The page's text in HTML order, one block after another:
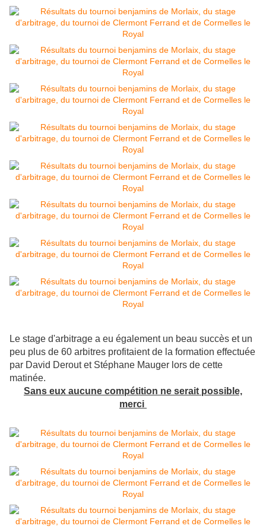
Le stage d'arbitrage a eu également un beau succès et un
peu plus de 60 arbitres profitaient de la formation effectuée
par David Derout et Stéphane Mauger lors de cette
matinée.
Sans eux aucune compétition ne serait possible,
merci